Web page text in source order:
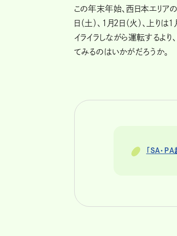
この年末年始、西日本エリア
日（土）、1月2日（火）、上り
イライラしながら運転するより
てみるのはいかがだろうか。
「SA・